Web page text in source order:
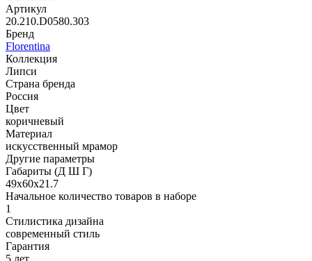
Артикул
20.210.D0580.303
Бренд
Florentina
Коллекция
Липси
Страна бренда
Россия
Цвет
коричневый
Материал
искусственный мрамор
Другие параметры
Габариты (Д Ш Г)
49х60х21.7
Начальное количество товаров в наборе
1
Стилистика дизайна
современный стиль
Гарантия
5 лет